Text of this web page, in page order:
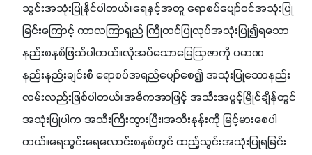
သွင်းအသုံးပြုနိုင်ပါတယ်။ရေနှင့်အတူ ရောစပ်ပျော်ဝင်အသုံးပြု
ခြင်းကြောင့် ကာလကြာရှည် ကြိုတင်ပြုလုပ်အသုံးပြု၍ရသော
နည်းစနစ်ဖြသ်ပါတယ်။လိုအပ်သောမြေဩဇာကို ပမာဏ
နည်းနည်းချင်းစီ ရောစပ်အရည်ပျော်စေ၍ အသုံးပြုသောနည်း
လမ်းလည်းဖြစ်ပါတယ်။အဓိကအာဖြင့် အသီးအပွင့်မြိုင်ချိန်တွင်
အသုံးပြုပါက အသီးကြီးထွားပြီး၊အသီးနုန်းကို မြင့်မားစေပါ
တယ်။ရေသွင်း‌ရေလောင်းစနစ်တွင် ထည့်သွင်းအသုံးပြုရခြင်း